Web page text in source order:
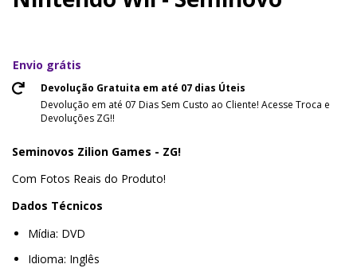
Envio grátis
Devolução Gratuita em até 07 dias Úteis
Devolução em até 07 Dias Sem Custo ao Cliente! Acesse Troca e
Devoluções ZG!!
Seminovos Zilion Games - ZG!
Com Fotos Reais do Produto!
Dados Técnicos
Mídia: DVD
Idioma: Inglês